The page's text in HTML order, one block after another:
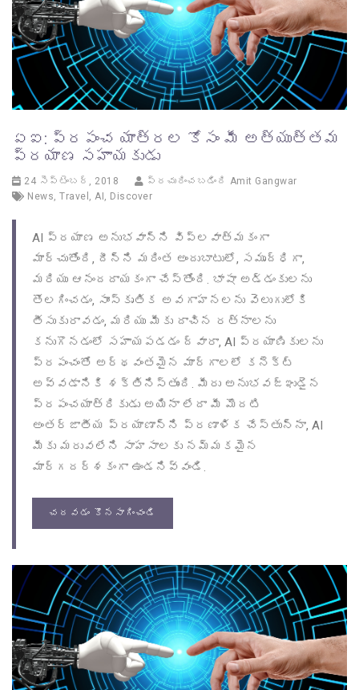
ఏఐ: ప్రపంచ యాత్రల కోసం మీ అత్యుత్తమ
ప్రయాణ సహాయకుడు
24 సెప్టెంబర్, 2018 ప్రచురించబడింది
Amit Gangwar
News Travel AI Discover
AI ప్రయాణ అనుభవాన్ని విప్లవాత్మకంగా
మార్చుతోంది, దీన్ని మరింత అందుబాటులో, సమృద్ధిగా,
మరియు ఆనందదాయకంగా చేస్తోంది. భాషా అడ్డంకులను
తొలగించడం, సాంస్కృతిక అవగాహనలను వెలుగులోకి
తీసుకురావడం, మరియు మీకు దాచిన రత్నాలను
కనుగొనడంలో సహాయపడడం ద్వారా, AI ప్రయాణికులను
ప్రపంచంతో అర్థవంతమైన మార్గాలలో కనెక్ట్
అవ్వడానికి శక్తినిస్తుంది. మీరు అనుభవజ్ఞుడైన
ప్రపంచయాత్రికుడు అయినా లేదా మీ మొదటి
అంతర్జాతీయ ప్రయాణాన్ని ప్రణాళిక చేస్తున్నా, AI
మీకు మరువలేని సాహసాలకు నమ్మకమైన
మార్గదర్శకంగా ఉండనివ్వండి.
చదవడం కొనసాగించండి